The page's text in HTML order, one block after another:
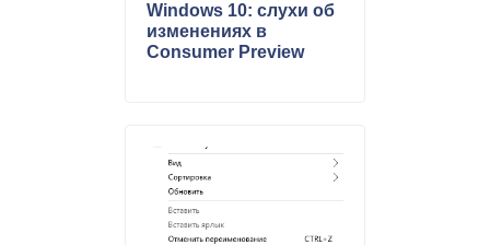
Windows 10: слухи об
изменениях в
Consumer Preview